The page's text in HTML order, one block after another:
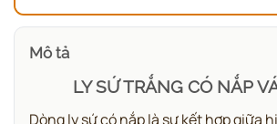
Mô tả
LY SỨ TRẮNG CÓ NẮP
Dòng ly sứ có nắp là sự kết hợp giữa